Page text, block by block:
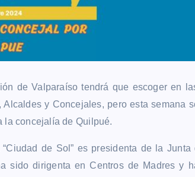
de Valparaíso tendrá que escoger en
y Concejales, pero esta semana
la concejalía de Quilpué.
de Sol” es presidenta de la Junta
sido dirigenta en Centros de Madres y